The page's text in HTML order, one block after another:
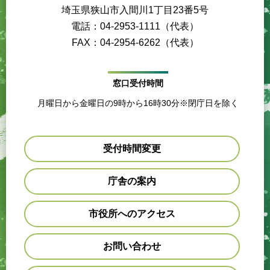
埼玉県狭山市入間川1丁目23番5号
電話：04-2953-1111（代表）
FAX：04-2954-6262（代表）
窓口受付時間
月曜日から金曜日の9時から16時30分※閉庁日を除く
受付時間変更
庁舎の案内
市役所へのアクセス
お問い合わせ